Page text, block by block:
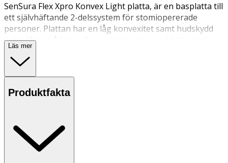
SenSura Flex Xpro Konvex Light platta, är en basplatta till
ett självhäftande 2-delssystem för stomiopererade
personer. Plattan har en låg konvexitet samt hudskydd
och häfta i två lager. Konvexiteten är avsedd att minska
risken för läckage vid t ex indragen stomi, stomi i
hudplanet eller ojämnheter i huden. Plattan kan endast
användas med SenSura Flex påsar. Den kan bäras med
Läs mer
Produktfakta